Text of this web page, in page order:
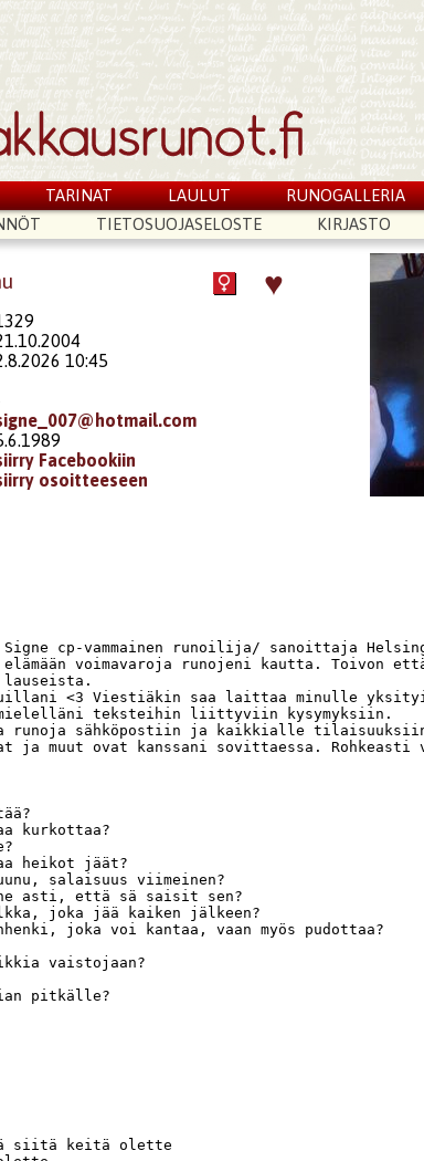
TARINAT LAULUT
RUNOGALLERIA
TIETOSUOJASELOSTE KIRJASTO
♥
10:45
Facebookiin
osoitteeseen
Signe cp-vammainen runoilija/ sanoittaja
voimavaroja runojeni kautta. Toivon
lauseista.
<3 Viestiäkin saa laittaa minulle
teksteihin liittyviin kysymyksiin.
runoja sähköpostiin ja kaikkialle
ja muut ovat kanssani sovittaessa. Rohkeasti
kurkottaa?
heikot jäät?
salaisuus viimeinen?
asti, että sä saisit sen?
joka jää kaiken jälkeen?
joka voi kantaa, vaan myös pudottaa?
vaistojaan?
pitkälle?
siitä keitä olette